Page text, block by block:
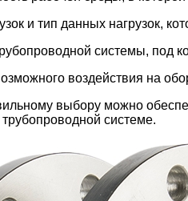
и тип данных нагрузок,
системы, под
воздействия на
выбору можно
системе.